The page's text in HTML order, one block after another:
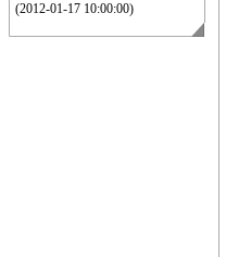
(2012-01-17 10:00:00)